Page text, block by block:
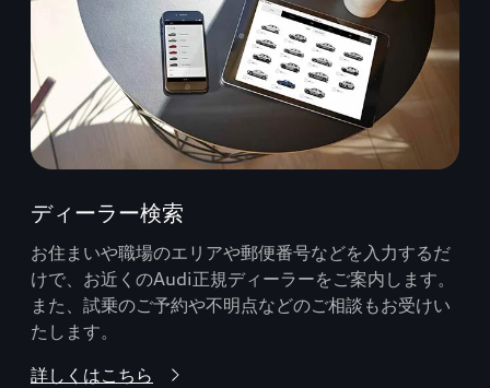
ディーラー検索
お住まいや職場のエリアや郵便番号などを入力するだ
けで、お近くのAudi正規ディーラーをご案内します。
また、試乗のご予約や不明点などのご相談もお受けい
たします。
詳しくはこちら